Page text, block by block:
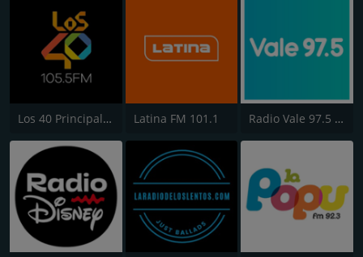
Los 40 Principales Latina FM 101.1 Radio Vale 97.5 FM